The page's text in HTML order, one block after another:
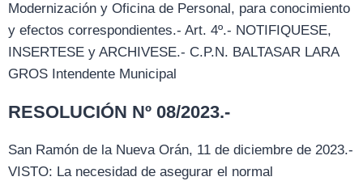
Modernización y Oficina de Personal, para conocimiento
y efectos correspondientes.- Art. 4º.- NOTIFIQUESE,
INSERTESE y ARCHIVESE.- C.P.N. BALTASAR LARA
GROS Intendente Municipal
RESOLUCIÓN Nº 08/2023.-
San Ramón de la Nueva Orán, 11 de diciembre de 2023.-
VISTO: La necesidad de asegurar el normal